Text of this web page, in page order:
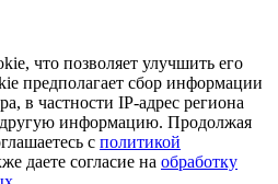
что позволяет улучшить его
предполагает сбор информации
в частности IP-адрес региона
информацию. Продолжая
с политикой
даете согласие на обработку